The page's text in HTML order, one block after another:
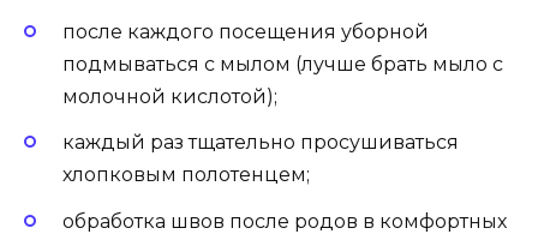
после каждого посещения уборной
подмываться с мылом (лучше брать мыло с
молочной кислотой);
каждый раз тщательно просушиваться
хлопковым полотенцем;
обработка швов после родов в комфортных